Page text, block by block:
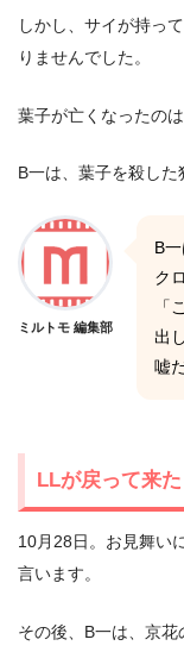
しかし、サイが持っ
りませんでした。
葉子が亡くなったの
B一は、葉子を殺した
ミルトモ 編集部
B
ク
「
出
嘘
LLが戻って来た
10月28日。お見舞い
言います。
その後、B一は、京